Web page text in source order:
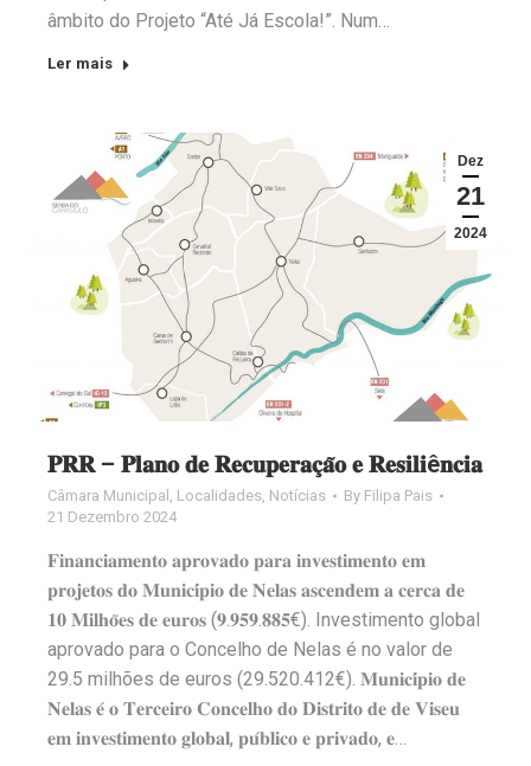
âmbito do Projeto “Até Já Escola!”. Num…
Ler mais
Dez
21
2024
𝐏𝐑𝐑 – 𝐏𝐥𝐚𝐧𝐨 𝐝𝐞 𝐑𝐞𝐜𝐮𝐩𝐞𝐫𝐚𝐜̧𝐚̃𝐨 𝐞 𝐑𝐞𝐬𝐢𝐥𝐢ê𝐧𝐜𝐢𝐚
Câmara Municipal , Localidades, Notícias By Filipa Pais
21 Dezembro 2024
𝐅𝐢𝐧𝐚𝐧𝐜𝐢𝐚𝐦𝐞𝐧𝐭𝐨 𝐚𝐩𝐫𝐨𝐯𝐚𝐝𝐨 𝐩𝐚𝐫𝐚 𝐢𝐧𝐯𝐞𝐬𝐭𝐢𝐦𝐞𝐧𝐭𝐨 𝐞𝐦
𝐩𝐫𝐨𝐣𝐞𝐭𝐨𝐬 𝐝𝐨 𝐌𝐮𝐧𝐢𝐜𝐢́𝐩𝐢𝐨 𝐝𝐞 𝐍𝐞𝐥𝐚𝐬 𝐚𝐬𝐜𝐞𝐧𝐝𝐞𝐦 𝐚 𝐜𝐞𝐫𝐜𝐚 𝐝𝐞
𝟏𝟎 𝐌𝐢𝐥𝐡𝐨̃𝐞𝐬 𝐝𝐞 𝐞𝐮𝐫𝐨𝐬 (𝟗.𝟗𝟓𝟗.𝟖𝟖𝟓€). Investimento global
aprovado para o Concelho de Nelas é no valor de
29.5 milhões de euros (29.520.412€). 𝐌𝐮𝐧𝐢𝐜𝐢́𝐩𝐢𝐨 𝐝𝐞
𝐍𝐞𝐥𝐚𝐬 𝐞́ 𝐨 𝐓𝐞𝐫𝐜𝐞𝐢𝐫𝐨 𝐂𝐨𝐧𝐜𝐞𝐥𝐡𝐨 𝐝𝐨 𝐃𝐢𝐬𝐭𝐫𝐢𝐭𝐨 𝐝𝐞 𝐝𝐞 𝐕𝐢𝐬𝐞𝐮
𝐞𝐦 𝐢𝐧𝐯𝐞𝐬𝐭𝐢𝐦𝐞𝐧𝐭𝐨 𝐠𝐥𝐨𝐛𝐚𝐥, 𝐩𝐮́𝐛𝐥𝐢𝐜𝐨 𝐞 𝐩𝐫𝐢𝐯𝐚𝐝𝐨, 𝐞…